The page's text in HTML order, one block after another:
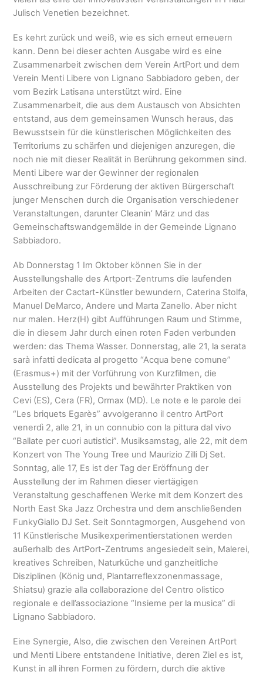
Julisch Venetien bezeichnet.
Es kehrt zurück und weiß, wie es sich erneut erneuern
kann. Denn bei dieser achten Ausgabe wird es eine
Zusammenarbeit zwischen dem Verein ArtPort und dem
Verein Menti Libere von Lignano Sabbiadoro geben, der
vom Bezirk Latisana unterstützt wird. Eine
Zusammenarbeit, die aus dem Austausch von Absichten
entstand, aus dem gemeinsamen Wunsch heraus, das
Bewusstsein für die künstlerischen Möglichkeiten des
Territoriums zu schärfen und diejenigen anzuregen, die
noch nie mit dieser Realität in Berührung gekommen sind.
Menti Libere war der Gewinner der regionalen
Ausschreibung zur Förderung der aktiven Bürgerschaft
junger Menschen durch die Organisation verschiedener
Veranstaltungen, darunter Cleanin’ März und das
Gemeinschaftswandgemälde in der Gemeinde Lignano
Sabbiadoro.
Ab Donnerstag 1 Im Oktober können Sie in der
Ausstellungshalle des Artport-Zentrums die laufenden
Arbeiten der Cactart-Künstler bewundern, Caterina Stolfa,
Manuel DeMarco, Andere und Marta Zanello. Aber nicht
nur malen. Herz(H) gibt Aufführungen Raum und Stimme,
die in diesem Jahr durch einen roten Faden verbunden
werden: das Thema Wasser. Donnerstag, alle 21, la serata
sarà infatti dedicata al progetto “Acqua bene comune”
(Erasmus+) mit der Vorführung von Kurzfilmen, die
Ausstellung des Projekts und bewährter Praktiken von
Cevi (ES), Cera (FR), Ormax (MD). Le note e le parole dei
“Les briquets Egarès” avvolgeranno il centro ArtPort
venerdì 2, alle 21, in un connubio con la pittura dal vivo
“Ballate per cuori autistici”. Musiksamstag, alle 22, mit dem
Konzert von The Young Tree und Maurizio Zilli Dj Set.
Sonntag, alle 17, Es ist der Tag der Eröffnung der
Ausstellung der im Rahmen dieser viertägigen
Veranstaltung geschaffenen Werke mit dem Konzert des
North East Ska Jazz Orchestra und dem anschließenden
FunkyGiallo DJ Set. Seit Sonntagmorgen, Ausgehend von
11 Künstlerische Musikexperimentierstationen werden
außerhalb des ArtPort-Zentrums angesiedelt sein, Malerei,
kreatives Schreiben, Naturküche und ganzheitliche
Disziplinen (König und, Plantarreflexzonenmassage,
Shiatsu)grazie alla collaborazione del Centro olistico
regionale e dell’associazione “Insieme per la musica” di
Lignano Sabbiadoro.
Eine Synergie, Also, die zwischen den Vereinen ArtPort
und Menti Libere entstandene Initiative, deren Ziel es ist,
Kunst in all ihren Formen zu fördern, durch die aktive